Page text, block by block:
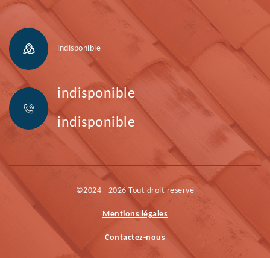
indisponible
indisponible
indisponible
©2024 - 2026 Tout droit réservé
Mentions légales
Contactez-nous